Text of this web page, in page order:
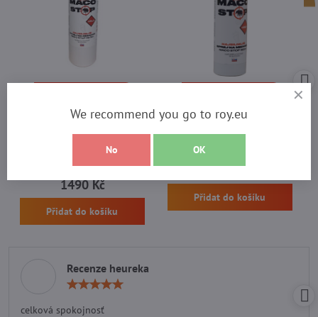
Nejsilnější sprej na medvědy
MACO STOP Extreme 300 ml -
1490 Kč
Přidat do košíku
MACO STOP Extreme 150 ml -
Expirace 2030
1190 Kč
Přidat do košíku
Recenze heureka
celková spokojnosť
We recommend you go to roy.eu
No OK